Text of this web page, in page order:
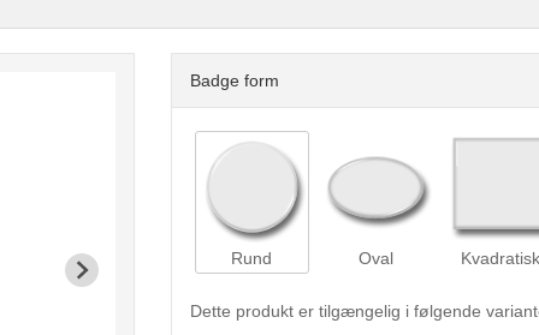
Badge form
Rund Oval
Dette produkt er tilgængelig i følgende